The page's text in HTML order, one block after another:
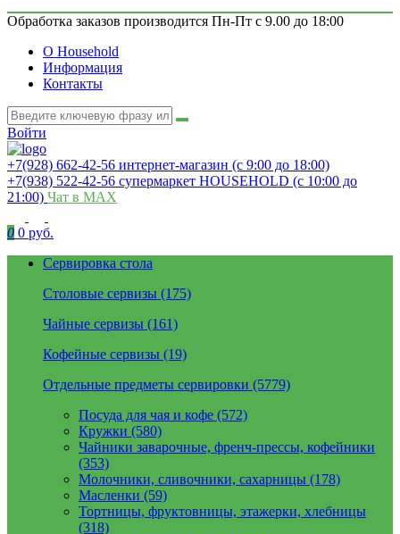
Обработка заказов производится Пн-Пт с 9.00 до 18:00
О Household
Информация
Контакты
Войти
+7(928) 662-42-56 интернет-магазин (с 9:00 до 18:00)
+7(938) 522-42-56 супермаркет HOUSEHOLD (с 10:00 до
21:00) Чат в MAX
0 0 руб.
Сервировка стола
Столовые сервизы (175)
Чайные сервизы (161)
Кофейные сервизы (19)
Отдельные предметы сервировки (5779)
Посуда для чая и кофе (572)
Кружки (580)
Чайники заварочные, френч-прессы, кофейники
(353)
Молочники, сливочники, сахарницы (178)
Масленки (59)
Тортницы, фруктовницы, этажерки, хлебницы
(318)